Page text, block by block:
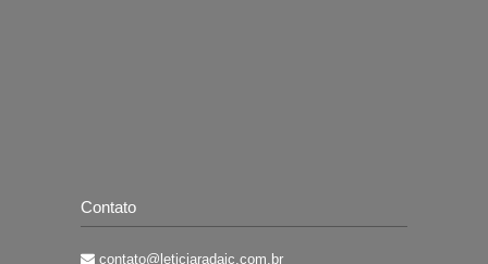
Contato
contato@leticiaradaic.com.br